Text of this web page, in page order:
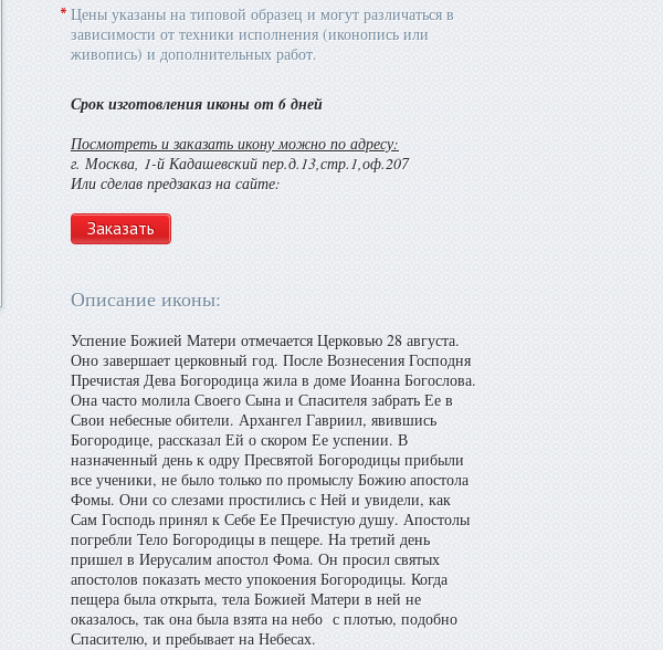
* Цены указаны на типовой образец и могут различаться в
зависимости от техники исполнения (иконопись или
живопись) и дополнительных работ.
Срок изготовления иконы от 6 дней
Посмотреть и заказать икону можно по адресу:
г. Москва, 1-й Кадашевский пер.д.13,стр.1,оф.207
Или сделав предзаказ на сайте:
Заказать
Описание иконы:
Успение Божией Матери отмечается Церковью 28 августа.
Оно завершает церковный год. После Вознесения Господня
Пречистая Дева Богородица жила в доме Иоанна Богослова.
Она часто молила Своего Сына и Спасителя забрать Ее в
Свои небесные обители. Архангел Гавриил, явившись
Богородице, рассказал Ей о скором Ее успении. В
назначенный день к одру Пресвятой Богородицы прибыли
все ученики, не было только по промыслу Божию апостола
Фомы. Они со слезами простились с Ней и увидели, как
Сам Господь принял к Себе Ее Пречистую душу. Апостолы
погребли Тело Богородицы в пещере. На третий день
пришел в Иерусалим апостол Фома. Он просил святых
апостолов показать место упокоения Богородицы. Когда
пещера была открыта, тела Божией Матери в ней не
оказалось, так она была взята на небо с плотью, подобно
Спасителю, и пребывает на Небесах.